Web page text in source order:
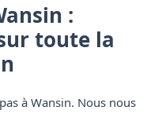
:
toute la
à Wansin. Nous nous